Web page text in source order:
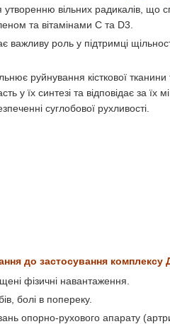
вільних радикалів,
та вітамінами С та D3.
важливу роль у підтримці
руйнування кісткової
у їх синтезі та відповідає за
суглобової рухливості.
до застосування
фізичні навантаження.
болі в попереку.
опорно-рухового апарату